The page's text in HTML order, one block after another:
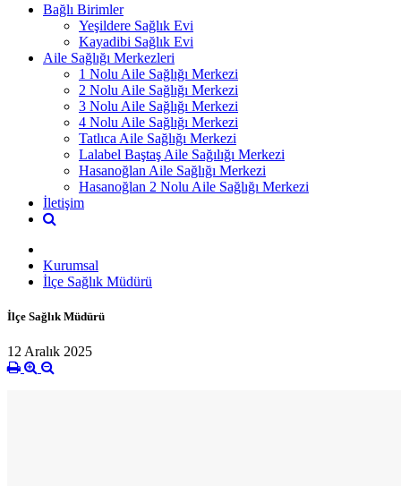
Bağlı Birimler
Yeşildere Sağlık Evi
Kayadibi Sağlık Evi
Aile Sağlığı Merkezleri
1 Nolu Aile Sağlığı Merkezi
2 Nolu Aile Sağlığı Merkezi
3 Nolu Aile Sağlığı Merkezi
4 Nolu Aile Sağlığı Merkezi
Tatlıca Aile Sağlığı Merkezi
Lalabel Baştaş Aile Sağılığı Merkezi
Hasanoğlan Aile Sağlığı Merkezi
Hasanoğlan 2 Nolu Aile Sağlığı Merkezi
İletişim
Kurumsal
İlçe Sağlık Müdürü
İlçe Sağlık Müdürü
12 Aralık 2025